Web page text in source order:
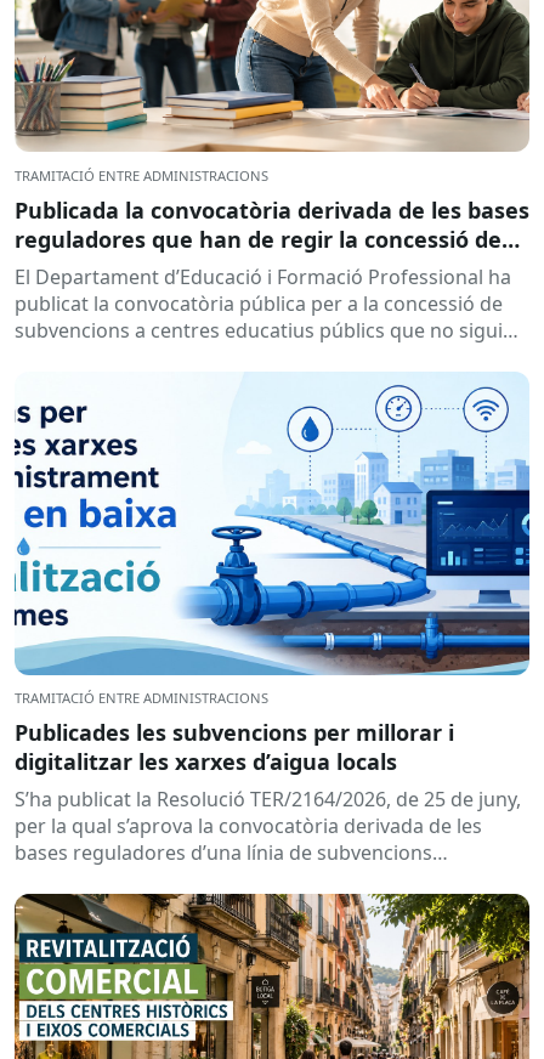
TRAMITACIÓ ENTRE ADMINISTRACIONS
Publicada la convocatòria derivada de les bases
reguladores que han de regir la concessió de
subvencions a centres educatius, per al
desenvolupament de programes de formació i
inserció, durant el curs 2026-2027
El Departament d’Educació i Formació Professional ha
publicat la convocatòria pública per a la concessió de
subvencions a centres educatius públics que no siguin
TRAMITACIÓ ENTRE ADMINISTRACIONS
Publicades les subvencions per millorar i
digitalitzar les xarxes d’aigua locals
S’ha publicat la Resolució TER/2164/2026, de 25 de juny,
per la qual s’aprova la convocatòria derivada de les
bases reguladores d’una línia de subvencions